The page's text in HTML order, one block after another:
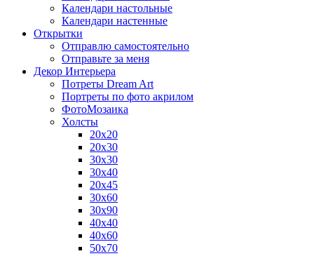
Календари настольные
Календари настенные
Открытки
Отправлю самостоятельно
Отправьте за меня
Декор Интерьера
Потреты Dream Art
Портреты по фото акрилом
ФотоМозаика
Холсты
20х20
20х30
30х30
30х40
20х45
30х60
30х90
40х40
40х60
50х70